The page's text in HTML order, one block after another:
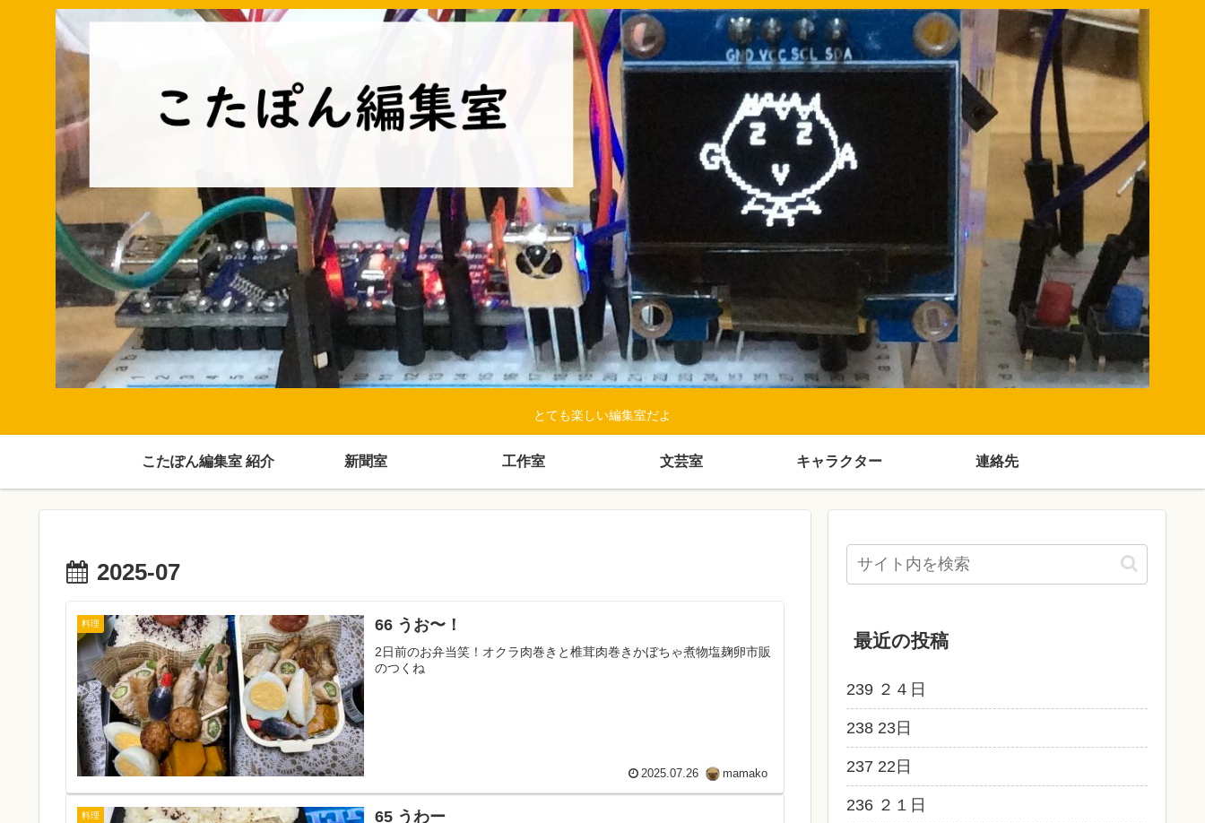
とても楽しい編集室だよ
こたぽん編集室 紹介 新聞室 工作室 文芸室 キャラクター 連絡先
2025-07
料理 66 うお〜！
2日前のお弁当笑！オクラ肉巻きと椎茸肉巻きかぼちゃ煮物塩麹卵市販
のつくね
2025.07.26 mamako
料理 65 うわー
最近の投稿
239 ２４日
238 23日
237 22日
236 ２１日